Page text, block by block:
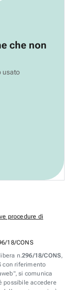
che non
usato
procedure di
18/CONS
n.296/18/CONS,
con riferimento
si comunica
possibile accedere